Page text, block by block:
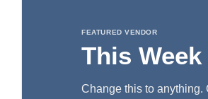
FEATURED VENDOR
This
Change this to anything.